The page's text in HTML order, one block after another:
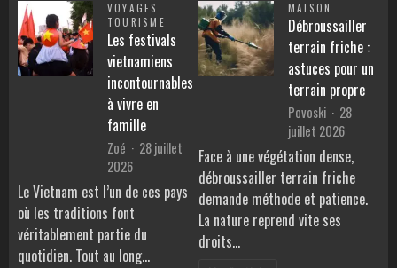
VOYAGES
TOURISME
Les festivals
vietnamiens
incontournables
à vivre en
famille
Zoé
28 juillet
2026
Le Vietnam est l’un de ces pays
où les traditions font
véritablement partie du
quotidien. Tout au long…
MAISON
Débroussailler
terrain friche :
astuces pour un
terrain propre
Povoski
28
juillet 2026
Face à une végétation dense,
débroussailler terrain friche
demande méthode et patience.
La nature reprend vite ses
droits…